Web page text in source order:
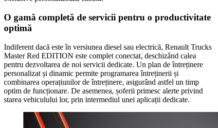
O gamă completă de servicii pentru o productivitate
optimă
Indiferent dacă este în versiunea diesel sau electrică, Renault Trucks
Master Red EDITION este complet conectat, deschizând calea
pentru dezvoltarea de noi servicii dedicate. Un plan de întreținere
personalizat și dinamic permite programarea întreținerii și
combinarea operațiunilor de întreținere, asigurând astfel un timp
optim de funcționare. De asemenea, șoferii primesc alerte privind
starea vehiculului lor, prin intermediul unei aplicații dedicate.